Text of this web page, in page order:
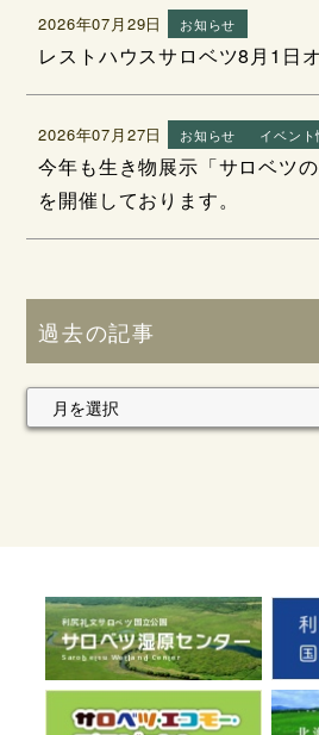
2026年07月29日 お知らせ
レストハウスサロベツ8月1日
2026年07月27日 お知らせ イベント
今年も生き物展示「サロベツ
を開催しております。
過去の記事